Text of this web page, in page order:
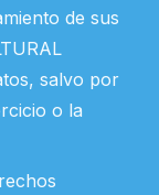
de sus
salvo por
o la